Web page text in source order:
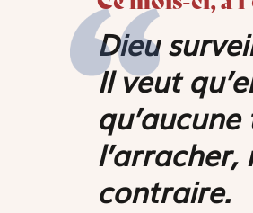
Dieu
Il veut
contraire.